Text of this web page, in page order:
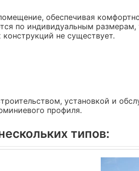
обеспечивая
по индивидуальным
не существует.
установкой и
профиля.
типов: